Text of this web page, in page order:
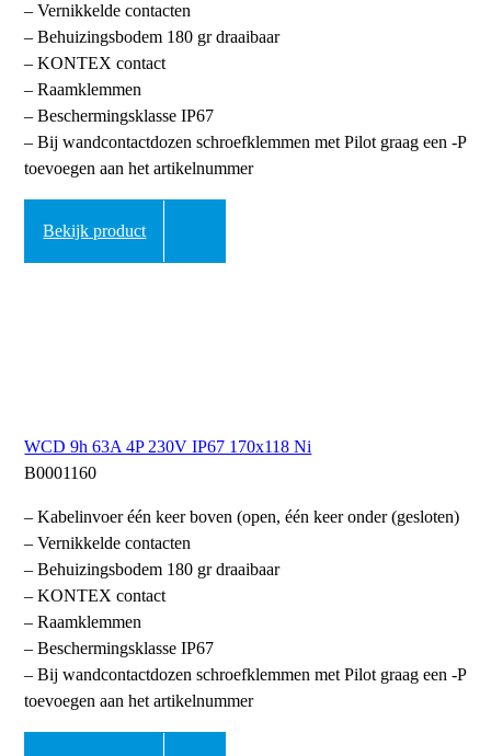
– Vernikkelde contacten
– Behuizingsbodem 180 gr draaibaar
– KONTEX contact
– Raamklemmen
– Beschermingsklasse IP67
– Bij wandcontactdozen schroefklemmen met Pilot graag een -P
toevoegen aan het artikelnummer
Bekijk product
WCD 9h 63A 4P 230V IP67 170x118 Ni
B0001160
– Kabelinvoer één keer boven (open, één keer onder (gesloten)
– Vernikkelde contacten
– Behuizingsbodem 180 gr draaibaar
– KONTEX contact
– Raamklemmen
– Beschermingsklasse IP67
– Bij wandcontactdozen schroefklemmen met Pilot graag een -P
toevoegen aan het artikelnummer